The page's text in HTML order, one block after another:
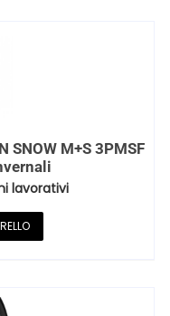
SNOW M+S 3PMSF
lavorativi